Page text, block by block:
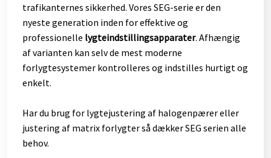
trafikanternes sikkerhed. Vores SEG-serie er den
nyeste generation inden for effektive og
professionelle lygteindstillingsapparater. Afhængig
af varianten kan selv de mest moderne
forlygtesystemer kontrolleres og indstilles hurtigt og
enkelt.
Har du brug for lygtejustering af halogenpærer eller
justering af matrix forlygter så dækker SEG serien alle
behov.